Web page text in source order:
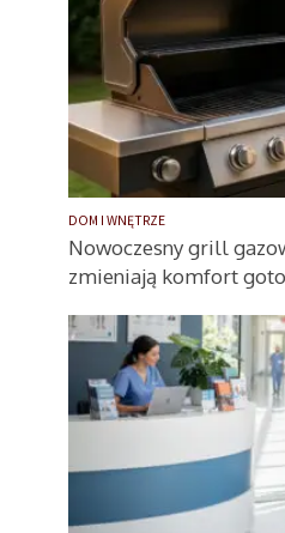
DOM I WNĘTRZE
Nowoczesny grill
zmieniają komfort